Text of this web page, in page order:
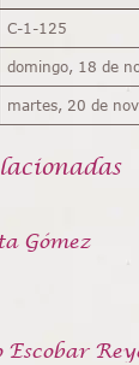
C-1-125
domingo, 18 de
martes, 20 de
Gómez